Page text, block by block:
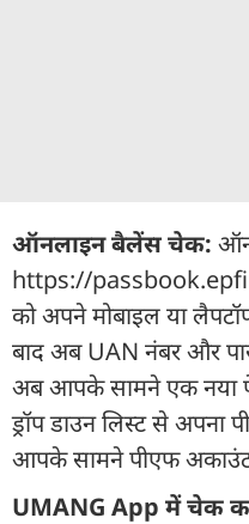
ऑनलाइन बैलेंस चेक:
https://
को अपने मोबाइल या
बाद अब UAN नंबर और
अब आपके सामने एक नया
ड्रॉप डाउन लिस्ट से
आपके सामने पीएफ
UMANG App में चेक